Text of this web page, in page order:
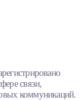
связи,
коммуникаций.